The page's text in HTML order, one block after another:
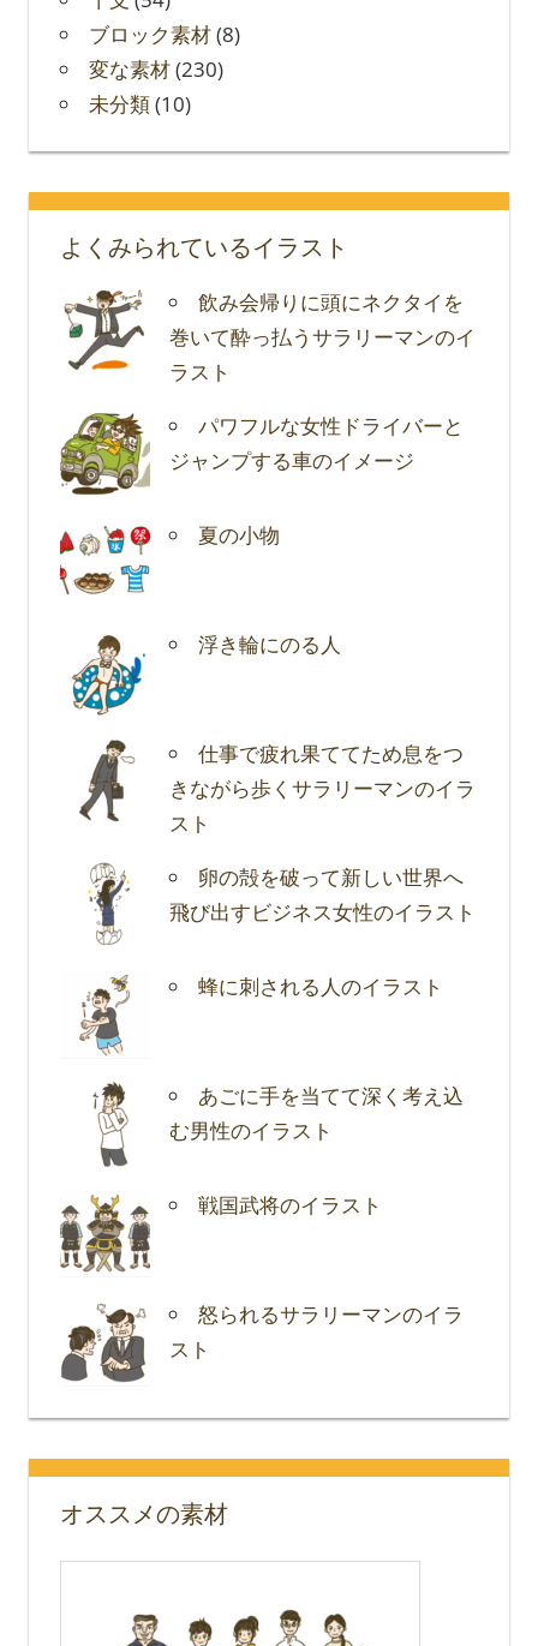
ブロック素材(8)
変な素材(230)
未分類(10)
よくみられているイラスト
飲み会帰りに頭にネクタイを
巻いて酔っ払うサラリーマンのイ
ラスト
パワフルな女性ドライバーと
ジャンプする車のイメージ
夏の小物
浮き輪にのる人
仕事で疲れ果ててため息をつ
きながら歩くサラリーマンのイラ
スト
卵の殻を破って新しい世界へ
飛び出すビジネス女性のイラスト
蜂に刺される人のイラスト
あごに手を当てて深く考え込
む男性のイラスト
戦国武将のイラスト
怒られるサラリーマンのイラ
スト
オススメの素材